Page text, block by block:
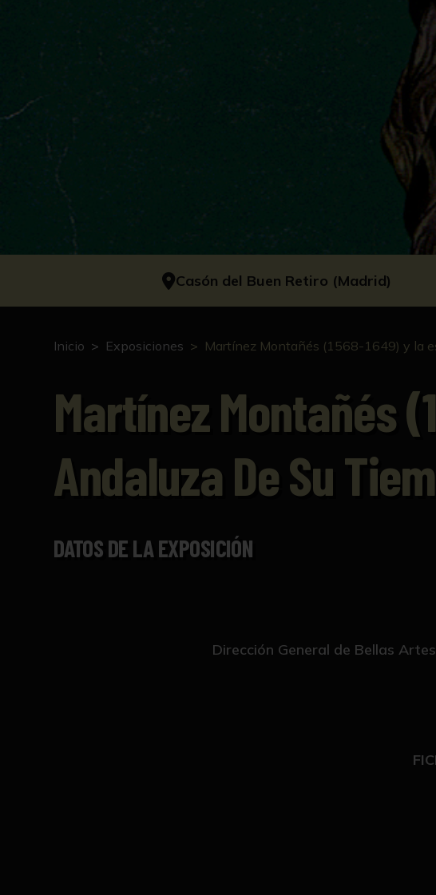
Casón del Buen Retiro (Madrid)
Inicio Exposiciones Martínez Montañés (1568-1649) y la
Martínez Montañés
Andaluza De Su
DATOS DE LA EXPOSICIÓN
Dirección General de Bellas